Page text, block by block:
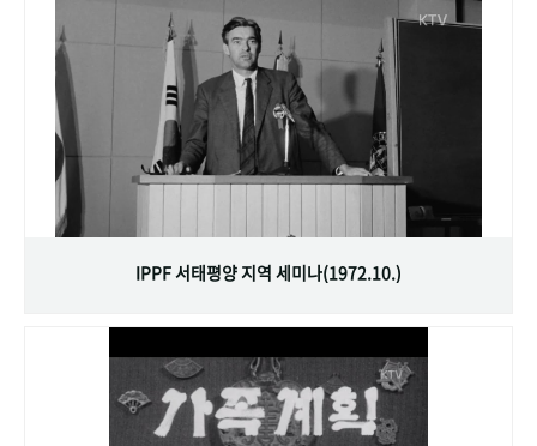
IPPF 서태평양 지역 세미나(1972.10.)